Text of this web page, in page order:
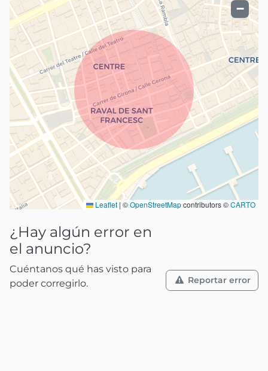
−
Leaflet | ©OpenStreetMapcontributors ©CARTO
¿Hay algún error en
el anuncio?
Cuéntanos qué has visto para
poder corregirlo.
Reportar error